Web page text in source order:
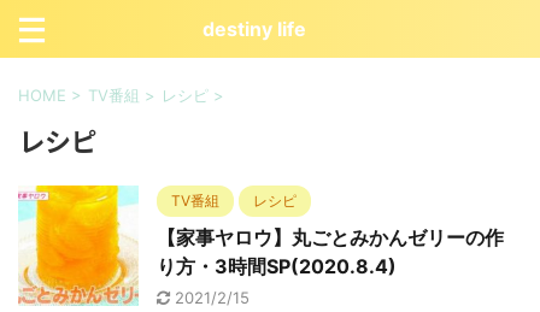
destiny life
HOME > TV番組 > レシピ >
レシピ
TV番組 レシピ
【家事ヤロウ】丸ごとみかんゼリーの作
り方・3時間SP(2020.8.4)
2021/2/15